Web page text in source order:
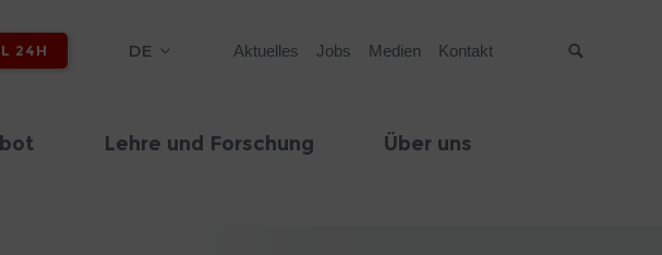
24H DE Aktuelles Jobs Medien Kontakt
Lehre und Forschung Über uns